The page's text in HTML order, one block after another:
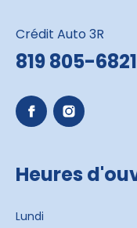
Crédit Auto 3R
819 805-6821
Heures
Lundi